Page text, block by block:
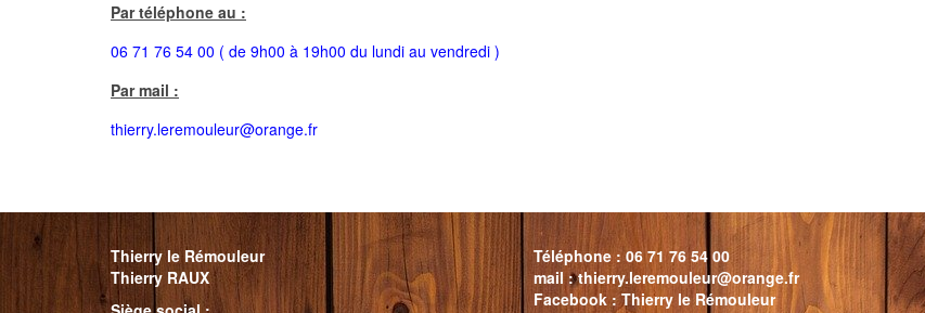
Par téléphone au :
06 71 76 54 00 ( de 9h00 à 19h00 du lundi au vendredi )
Par mail :
thierry.leremouleur@orange.fr
Thierry le Rémouleur
Thierry RAUX
Téléphone : 06 71 76 54 00
mail : thierry.leremouleur@orange.fr
Facebook : Thierry le Rémouleur